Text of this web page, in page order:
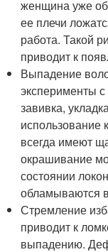
женщина уже
ее плечи
работа. Такой
приводит к
Выпадение
эксперименты
завивка,
использование
всегда имеют
окрашивание
состоянии
обламываются
Стремление
приводит к
выпадению.